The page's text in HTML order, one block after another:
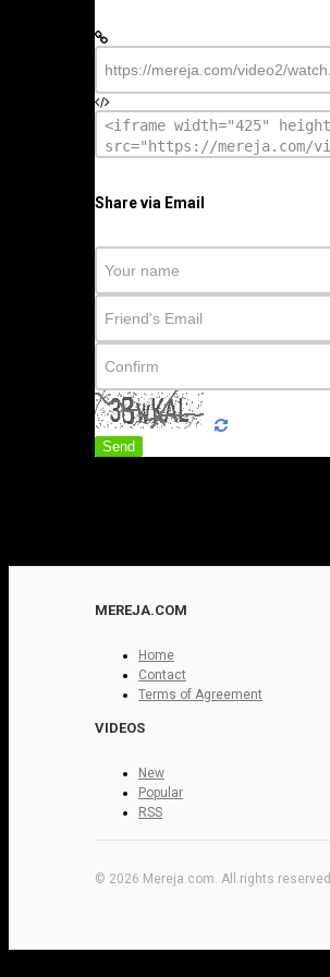
Share via Email
Send
MEREJA.COM
Home
Contact
Terms of Agreement
VIDEOS
New
Popular
RSS
© 2026 Mereja.com. All rights reserved